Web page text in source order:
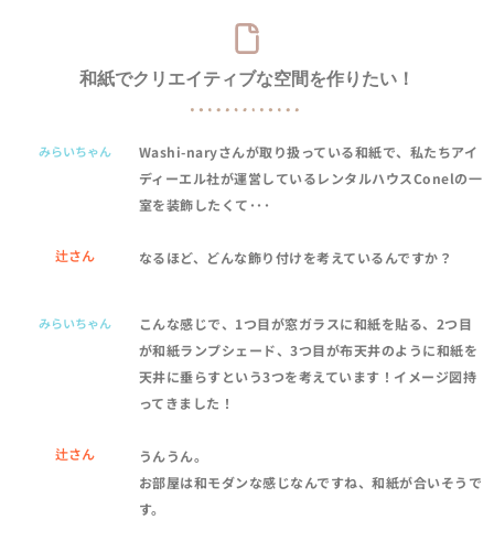
和紙でクリエイティブな空間を作りたい！
みらいちゃん
Washi-naryさんが取り扱っている和紙で、私たちアイ
ディーエル社が運営しているレンタルハウスConelの一
室を装飾したくて･･･
辻さん なるほど、どんな飾り付けを考えているんですか？
みらいちゃん
こんな感じで、1つ目が窓ガラスに和紙を貼る、2つ目
が和紙ランプシェード、3つ目が布天井のように和紙を
天井に垂らすという3つを考えています！イメージ図持
ってきました！
辻さん
うんうん。
お部屋は和モダンな感じなんですね、和紙が合いそうで
す。